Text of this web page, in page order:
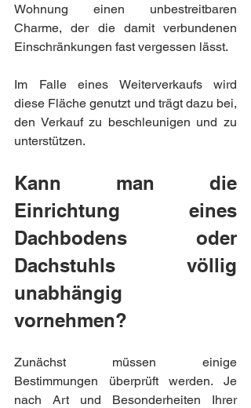
Wohnung einen unbestreitbaren
Charme, der die damit verbundenen
Einschränkungen fast vergessen lässt.
Im Falle eines Weiterverkaufs wird
diese Fläche genutzt und trägt dazu bei,
den Verkauf zu beschleunigen und zu
unterstützen.
Kann man die
Einrichtung eines
Dachbodens oder
Dachstuhls völlig
unabhängig
vornehmen?
Zunächst müssen einige
Bestimmungen überprüft werden. Je
nach Art und Besonderheiten Ihrer